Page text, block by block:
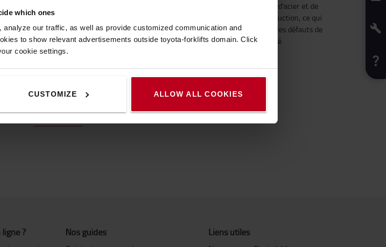
which ones
our traffic, as well as provide customized communication and
to show relevant advertisements outside toyota-forklifts domain. Click
cookie settings.
CUSTOMIZE ALLOW ALL COOKIES
Le chariot de transport manuel est fabriqué en Suède à partir d'acier et de
bois, qui peuvent être recyclés et remis dans le circuit de production, ce qui
en fait un choix durable. Il est assorti d'une garantie à vie sur les défauts de
fabrication, et nos clients pourront témoigner de leur longévité.
chariots de transport et trolleys
?
Nos guides
Liens utiles